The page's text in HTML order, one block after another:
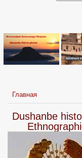
Главная
Dushanbe